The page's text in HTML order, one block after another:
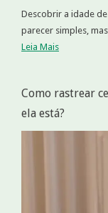
Descobrir a idade
parecer simples,
Leia Mais
Como rastrear
ela está?